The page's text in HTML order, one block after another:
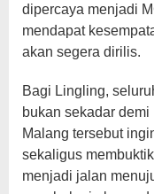
dipercaya menjadi
mendapat
akan segera dirilis.
Bagi Lingling,
bukan sekadar
Malang tersebut
sekaligus
menjadi jalan